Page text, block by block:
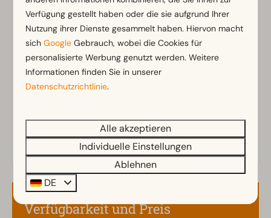
Badezimmer
Separate Toiletten: 1
Badezimmer unten: 1
Außenbereich
Garten
Gartenmöbel
Küche
Kombi-Mikrowelle
Kühlschrank
Zeig mehr ↓
Verfügbarkeit und Preis
Verfügung gestellt haben oder die sie aufgrund Ihrer
Nutzung ihrer Dienste gesammelt haben. Hiervon macht
sichGoogle Gebrauch, wobei die Cookies für
personalisierte Werbung genutzt werden. Weitere
Informationen finden Sie in unserer
Datenschutzrichtlinie.
Alle akzeptieren
Individuelle Einstellungen
Ablehnen
DE